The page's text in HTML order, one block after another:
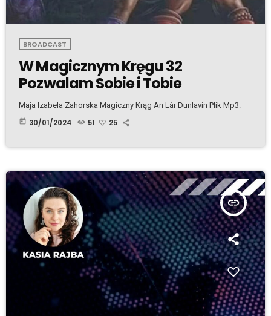
BROADCAST
W Magicznym Kręgu 32
Pozwalam Sobie i Tobie
Maja Izabela Zahorska Magiczny Krąg An Lár Dunlavin Plik Mp3.
today 30/01/2024 51 25
insert_link